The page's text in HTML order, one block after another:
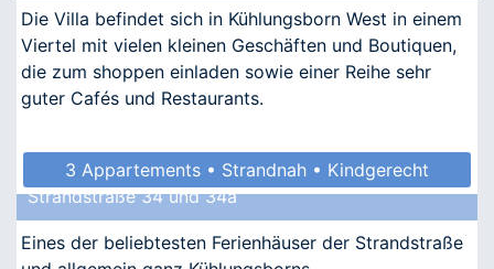
Die Villa befindet sich in Kühlungsborn West in einem
Viertel mit vielen kleinen Geschäften und Boutiquen,
die zum shoppen einladen sowie einer Reihe sehr
guter Cafés und Restaurants.
3 Appartements • Strandnah • Kindgerecht
• Allergikergeeignet
Strandstraße 34 und 34a
Eines der beliebtesten Ferienhäuser der Strandstraße